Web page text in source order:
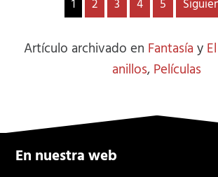
1 2 3 4 5
Artículo archivado en Fantasía y
anillos, Películas
En nuestra web